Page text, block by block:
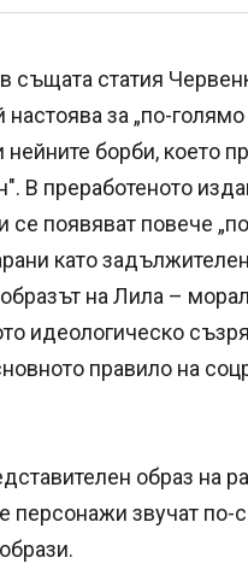
статия
за „по-
нейните борби, което
В преработеното
се появяват повече
като
на Лила –
идеологическо
правило на
образ на
звучат по-